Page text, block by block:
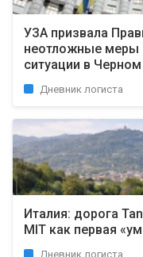
УЗА призвала
неотложные меры
ситуации в
Дневник логиста
Италия: дорога
MIT как первая
Дневник логиста